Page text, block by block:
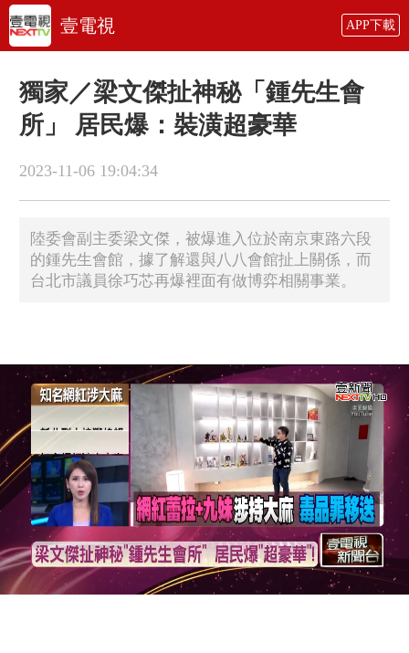
壹電視 APP下載
獨家／梁文傑扯神秘「鍾先生會
所」 居民爆：裝潢超豪華
2023-11-06 19:04:34
陸委會副主委梁文傑，被爆進入位於南京東路六段
的鍾先生會館，據了解還與八八會館扯上關係，而
台北市議員徐巧芯再爆裡面有做博弈相關事業。